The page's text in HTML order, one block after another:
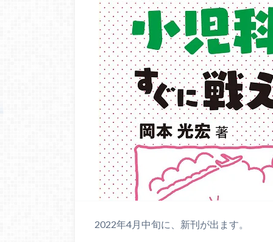
2022年4月中旬に、新刊が出ます。